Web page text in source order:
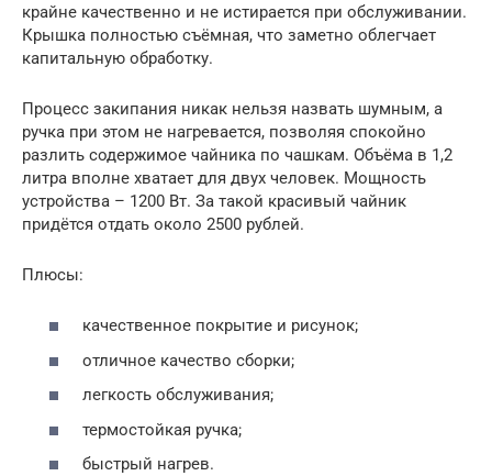
крайне качественно и не истирается при обслуживании.
Крышка полностью съёмная, что заметно облегчает
капитальную обработку.
Процесс закипания никак нельзя назвать шумным, а
ручка при этом не нагревается, позволяя спокойно
разлить содержимое чайника по чашкам. Объёма в 1,2
литра вполне хватает для двух человек. Мощность
устройства – 1200 Вт. За такой красивый чайник
придётся отдать около 2500 рублей.
Плюсы:
качественное покрытие и рисунок;
отличное качество сборки;
легкость обслуживания;
термостойкая ручка;
быстрый нагрев.